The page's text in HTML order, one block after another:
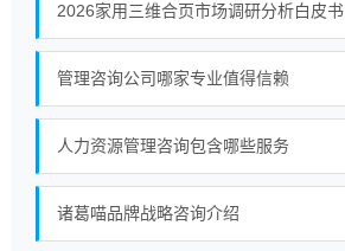
2026家用三维合页市场调研分析白皮书
管理咨询公司哪家专业值得信赖
人力资源管理咨询包含哪些服务
诸葛喵品牌战略咨询介绍